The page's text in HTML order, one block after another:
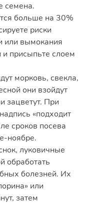
семена.
больше на 30%
риски
или вымокания
присыпьте слоем
морковь, свекла,
они взойдут
зацветут. При
«подходит
сроков посева
ноябре.
луковичные
обработать
болезней. Их
или
затем